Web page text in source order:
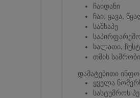
ჩაიდანი
ჩაი, ყავა,
საშხაპე
საპირფარეშო
ხალათი,
თმის
დამატებითი
ყველა
სასტუმროს